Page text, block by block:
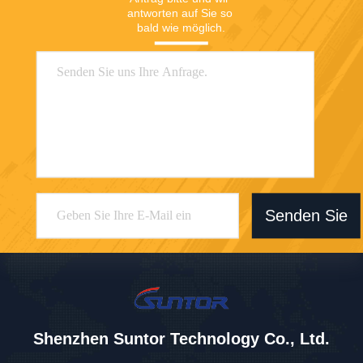
antworten auf Sie so
bald wie möglich.
Senden Sie
Shenzhen Suntor Technology Co., Ltd.